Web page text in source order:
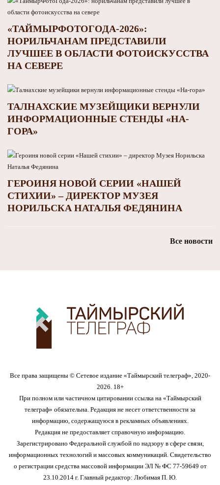
«ТАЙМЫРФОТОГОДА-2026»:
НОРИЛЬЧАНАМ ПРЕДСТАВИЛИ
ЛУЧШЕЕ В ОБЛАСТИ ФОТОИСКУССТВА
НА СЕВЕРЕ
ТАЛНАХСКИЕ МУЗЕЙЩИКИ ВЕРНУЛИ
ИНФОРМАЦИОННЫЕ СТЕНДЫ «НА-
ГОРА»
ГЕРОИНЯ НОВОЙ СЕРИИ «НАШЕЙ
СТИХИИ» – ДИРЕКТОР МУЗЕЯ
НОРИЛЬСКА НАТАЛЬЯ ФЕДЯНИНА
Все новости
Все права защищены © Сетевое издание «Таймырский телеграф», 2020-
2026. 18+
При полном или частичном цитировании ссылка на «Таймырский
телеграф» обязательна. Редакция не несет ответственности за
информацию, содержащуюся в рекламных объявлениях.
Редакция не предоставляет справочную информацию.
Зарегистрировано Федеральной службой по надзору в сфере связи,
информационных технологий и массовых коммуникаций. Свидетельство
о регистрации средства массовой информации ЭЛ № ФС 77-59649 от
23.10.2014 г. Главный редактор: Любимая П. Ю.